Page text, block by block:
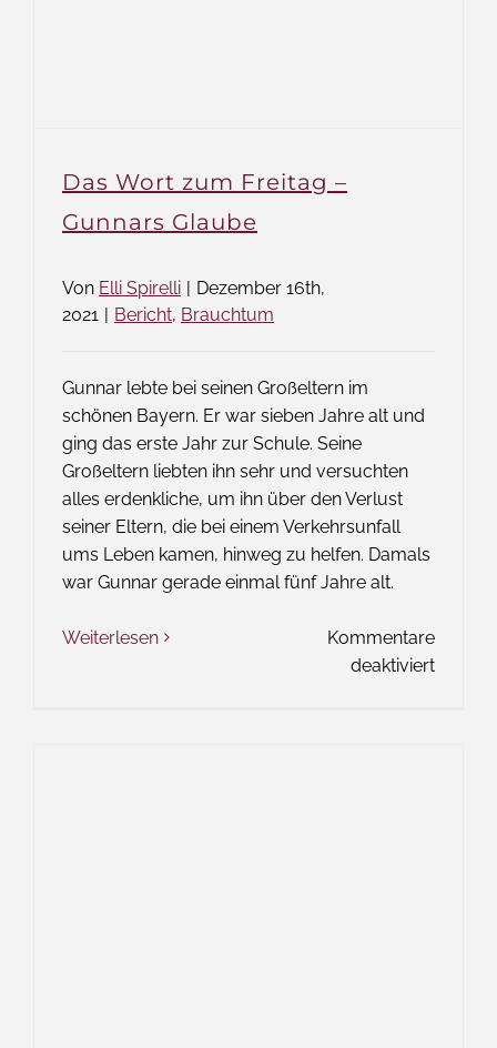
Das Wort zum Freitag –
Gunnars Glaube
Von Elli Spirelli | Dezember 16th,
2021 | Bericht, Brauchtum
Gunnar lebte bei seinen Großeltern im
schönen Bayern. Er war sieben Jahre alt und
ging das erste Jahr zur Schule. Seine
Großeltern liebten ihn sehr und versuchten
alles erdenkliche, um ihn über den Verlust
seiner Eltern, die bei einem Verkehrsunfall
ums Leben kamen, hinweg zu helfen. Damals
war Gunnar gerade einmal fünf Jahre alt.
Weiterlesen
Kommentare
deaktiviertfür